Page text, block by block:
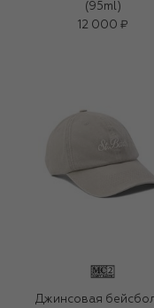
(95ml)
12 000 ₽
Джинсовая